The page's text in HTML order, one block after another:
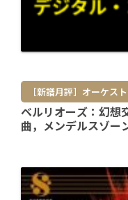
［新譜月評］オーケス
ベルリオーズ：幻想
曲，メンデルスゾー